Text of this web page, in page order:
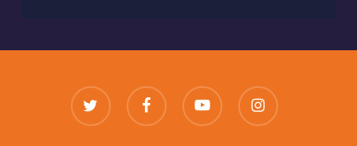
twitter facebook youtube instagram